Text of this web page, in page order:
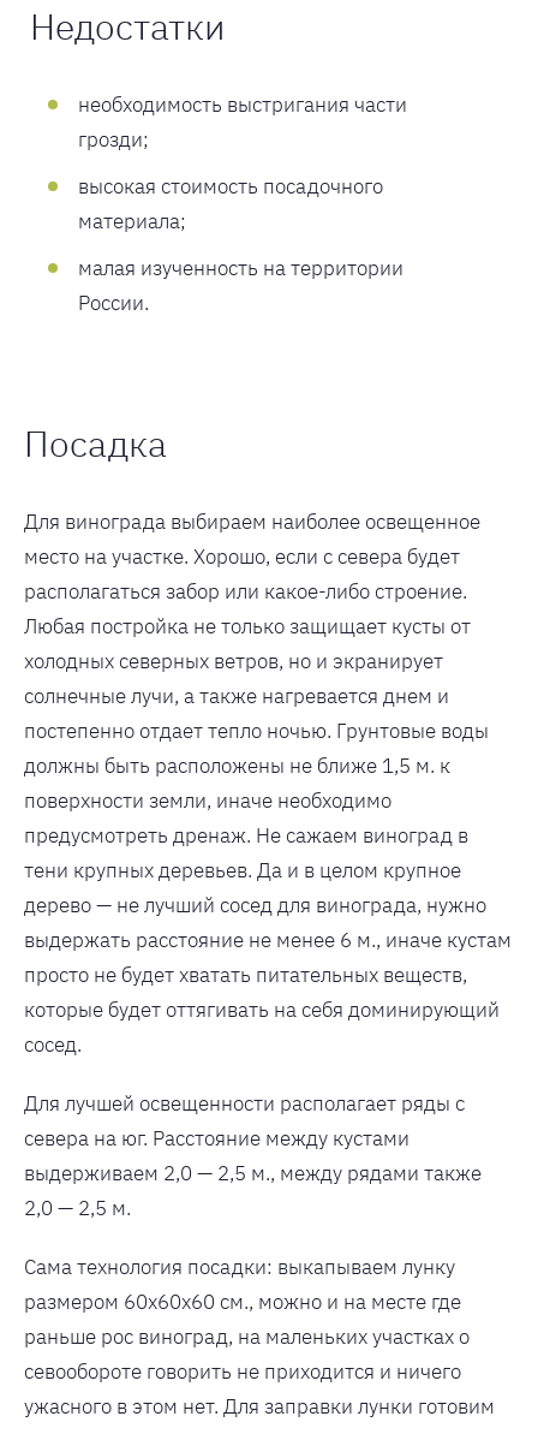
Недостатки
необходимость выстригания части
грозди;
высокая стоимость посадочного
материала;
малая изученность на территории
России.
Посадка
Для винограда выбираем наиболее освещенное
место на участке. Хорошо, если с севера будет
располагаться забор или какое-либо строение.
Любая постройка не только защищает кусты от
холодных северных ветров, но и экранирует
солнечные лучи, а также нагревается днем и
постепенно отдает тепло ночью. Грунтовые воды
должны быть расположены не ближе 1,5 м. к
поверхности земли, иначе необходимо
предусмотреть дренаж. Не сажаем виноград в
тени крупных деревьев. Да и в целом крупное
дерево — не лучший сосед для винограда, нужно
выдержать расстояние не менее 6 м., иначе кустам
просто не будет хватать питательных веществ,
которые будет оттягивать на себя доминирующий
сосед.
Для лучшей освещенности располагает ряды с
севера на юг. Расстояние между кустами
выдерживаем 2,0 — 2,5 м., между рядами также
2,0 — 2,5 м.
Сама технология посадки: выкапываем лунку
размером 60х60х60 см., можно и на месте где
раньше рос виноград, на маленьких участках о
севообороте говорить не приходится и ничего
ужасного в этом нет. Для заправки лунки готовим